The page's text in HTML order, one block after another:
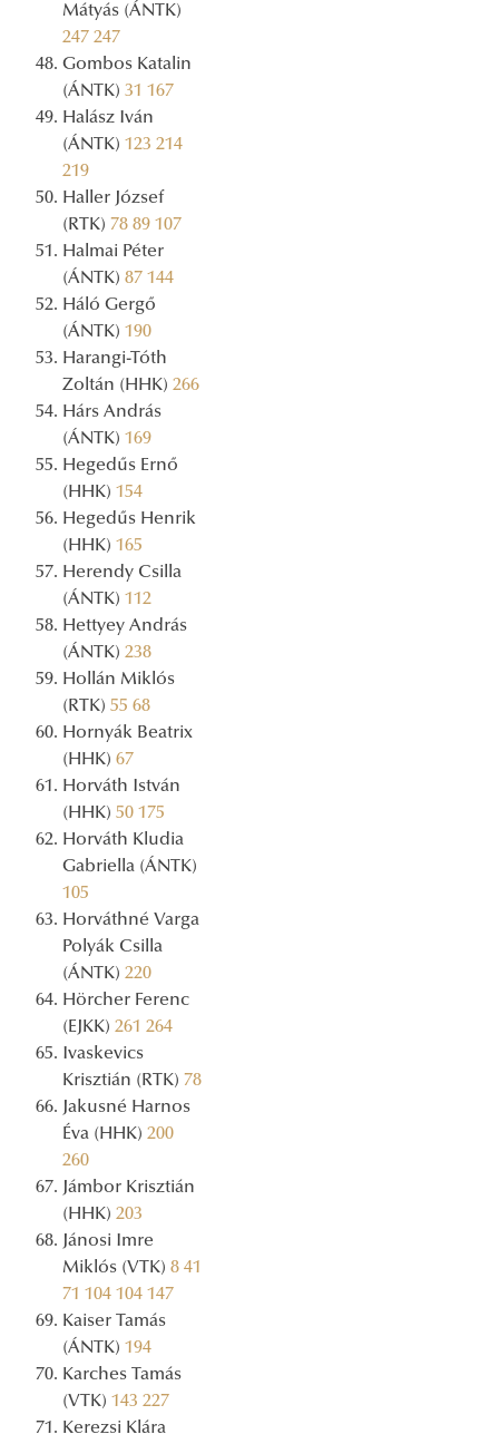
Mátyás (ÁNTK)
247 247
Gombos Katalin
(ÁNTK) 31 167
Halász Iván
(ÁNTK) 123 214
219
Haller József
(RTK) 78 89 107
Halmai Péter
(ÁNTK) 87 144
Háló Gergő
(ÁNTK) 190
Harangi-Tóth
Zoltán (HHK) 266
Hárs András
(ÁNTK) 169
Hegedűs Ernő
(HHK) 154
Hegedűs Henrik
(HHK) 165
Herendy Csilla
(ÁNTK) 112
Hettyey András
(ÁNTK) 238
Hollán Miklós
(RTK) 55 68
Hornyák Beatrix
(HHK) 67
Horváth István
(HHK) 50 175
Horváth Kludia
Gabriella (ÁNTK)
105
Horváthné Varga
Polyák Csilla
(ÁNTK) 220
Hörcher Ferenc
(EJKK) 261 264
Ivaskevics
Krisztián (RTK) 78
Jakusné Harnos
Éva (HHK) 200
260
Jámbor Krisztián
(HHK) 203
Jánosi Imre
Miklós (VTK) 8 41
71 104 104 147
Kaiser Tamás
(ÁNTK) 194
Karches Tamás
(VTK) 143 227
Kerezsi Klára